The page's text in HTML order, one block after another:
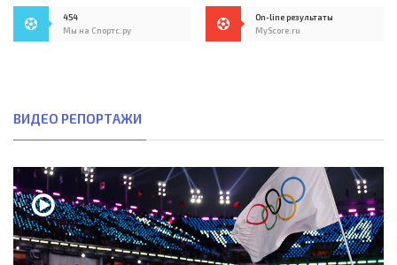
454
Мы на Спортс.ру
On-line результаты
MyScore.ru
ВИДЕО РЕПОРТАЖИ